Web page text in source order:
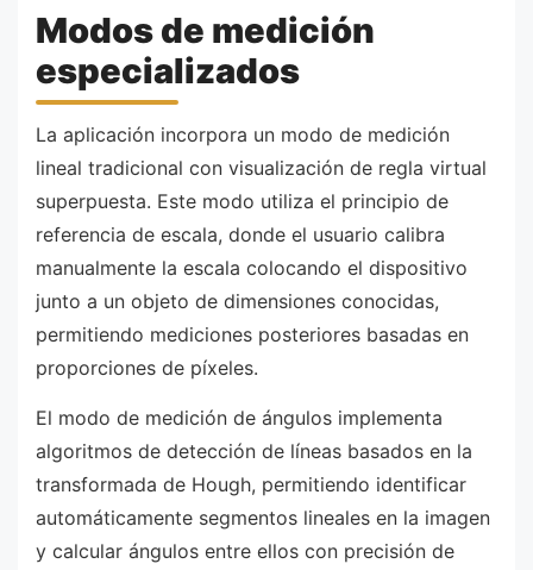
Modos de medición
especializados
La aplicación incorpora un modo de medición
lineal tradicional con visualización de regla virtual
superpuesta. Este modo utiliza el principio de
referencia de escala, donde el usuario calibra
manualmente la escala colocando el dispositivo
junto a un objeto de dimensiones conocidas,
permitiendo mediciones posteriores basadas en
proporciones de píxeles.
El modo de medición de ángulos implementa
algoritmos de detección de líneas basados en la
transformada de Hough, permitiendo identificar
automáticamente segmentos lineales en la imagen
y calcular ángulos entre ellos con precisión de